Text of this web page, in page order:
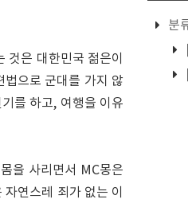
은 대한민국 젊은이
으로 군대를 가지 않
를 하고, 여행을 이유
을 사리면서 MC몽은
연스레 죄가 없는 이
분